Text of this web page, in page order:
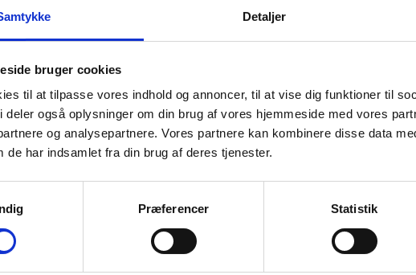
Detaljer
bruger cookies
til at tilpasse vores indhold og annoncer, til at vise dig funktioner til
deler også oplysninger om din brug af vores hjemmeside med vores
og analysepartnere. Vores partnere kan kombinere disse data
de har indsamlet fra din brug af deres tjenester.
Præferencer Statistik